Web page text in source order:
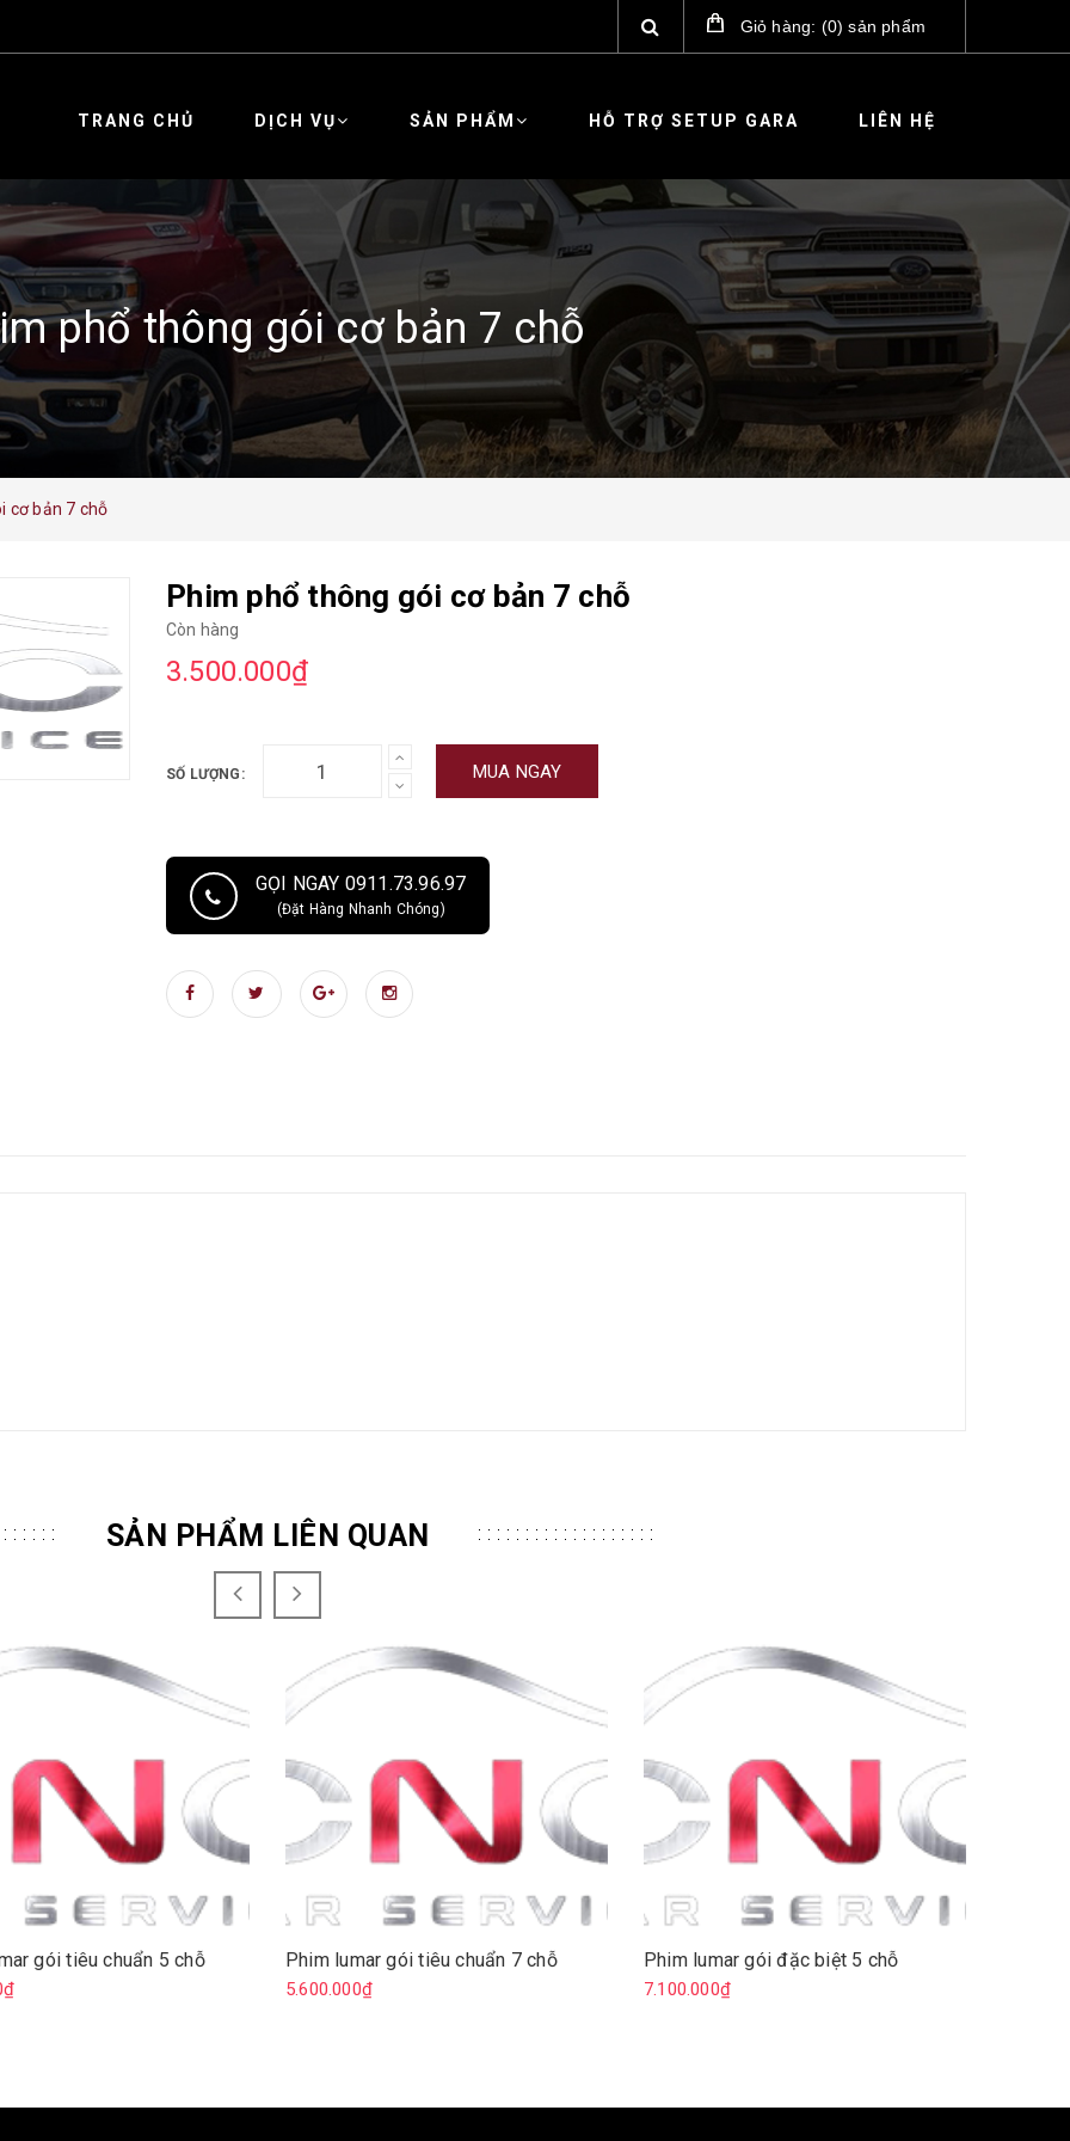
Giỏ hàng: (0)sản phẩm
TRANG CHỦ DỊCH VỤ SẢN PHẨM HỖ TRỢ SETUP GARA LIÊN HỆ
phổ thông gói cơ bản 7 chỗ
cơ bản 7 chỗ
Phim phổ thông gói cơ bản 7 chỗ
Còn hàng
3.500.000₫
SỐ LƯỢNG: MUA NGAY
GỌI NGAY 0911.73.96.97
(Đặt Hàng Nhanh Chóng)
SẢN PHẨM LIÊN QUAN
gói tiêu chuẩn 5 chỗ Phim lumar gói tiêu chuẩn 7 chỗ
5.600.000₫
Phim lumar gói đặc biệt 5 chỗ
7.100.000₫